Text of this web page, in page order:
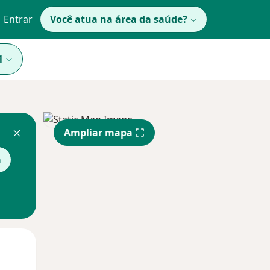
Entrar Você atua na área da saúde?
Ampliar mapa